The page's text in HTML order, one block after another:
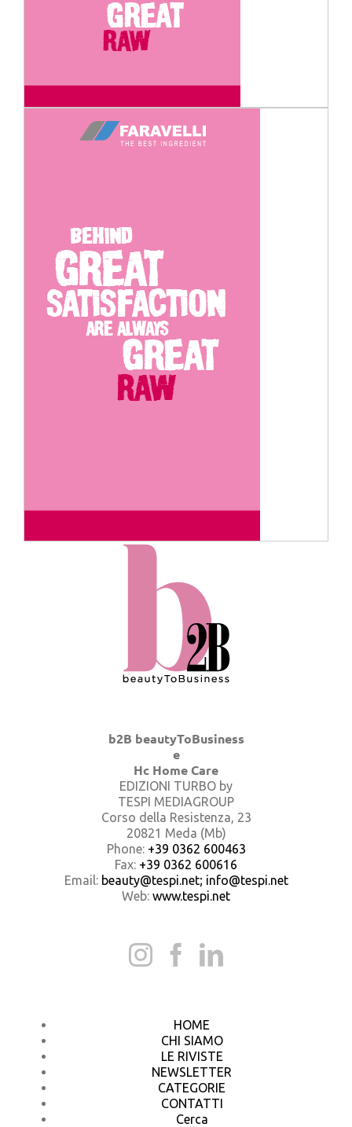
b2B beautyToBusiness
e
Hc Home Care
EDIZIONI TURBO by
TESPI MEDIAGROUP
Corso della Resistenza, 23
20821 Meda (Mb)
Phone: +39 0362 600463
Fax: +39 0362 600616
Email: beauty@tespi.net; info@tespi.net
Web: www.tespi.net
HOME
CHI SIAMO
LE RIVISTE
NEWSLETTER
CATEGORIE
CONTATTI
Cerca